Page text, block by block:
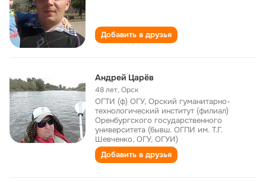
Добавить в друзья
Андрей Царёв
48 лет,Орск
ОГТИ (ф) ОГУ, Орский гуманитарно-
технологический институт (филиал)
Оренбургского государственного
университета (бывш. ОГПИ им. Т.Г.
Шевченко, ОГУ, ОГУИ)
Добавить в друзья